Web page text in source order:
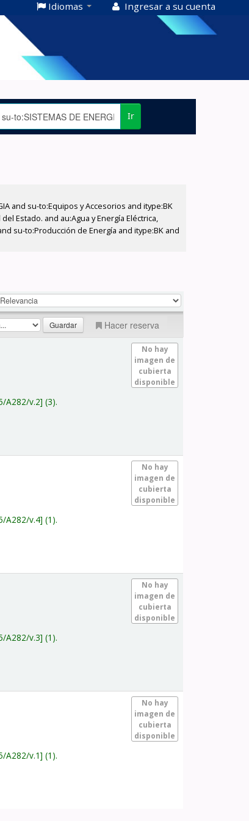
Idiomas Ingresar a su cuenta
Ir
and su-to:Equipos y Accesorios and itype:BK
Estado. and au:Agua y Energía Eléctrica,
su-to:Producción de Energía and itype:BK and
Hacer reserva
No hay
imagen de
cubierta
disponible
A282/v.2 (3).
No hay
imagen de
cubierta
disponible
A282/v.4 (1).
No hay
imagen de
cubierta
disponible
A282/v.3 (1).
No hay
imagen de
cubierta
disponible
A282/v.1 (1).